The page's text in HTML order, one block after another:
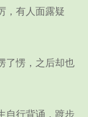
，有人面露疑
愣，之后却也
行背诵，踱步